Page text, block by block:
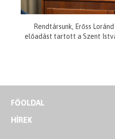
Rendtársunk, Erőss
előadást tartott a Szent
FŐOLDAL
HÍREK